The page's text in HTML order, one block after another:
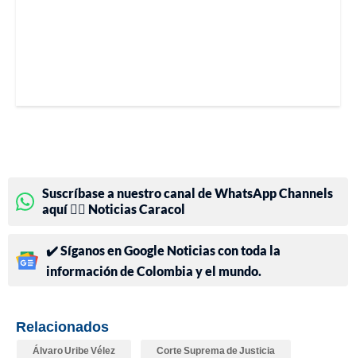
Suscríbase a nuestro canal de WhatsApp Channels
aquí 👉🏻 Noticias Caracol
✔️ Síganos en Google Noticias con toda la
información de Colombia y el mundo.
Relacionados
Álvaro Uribe Vélez Corte Suprema de Justicia